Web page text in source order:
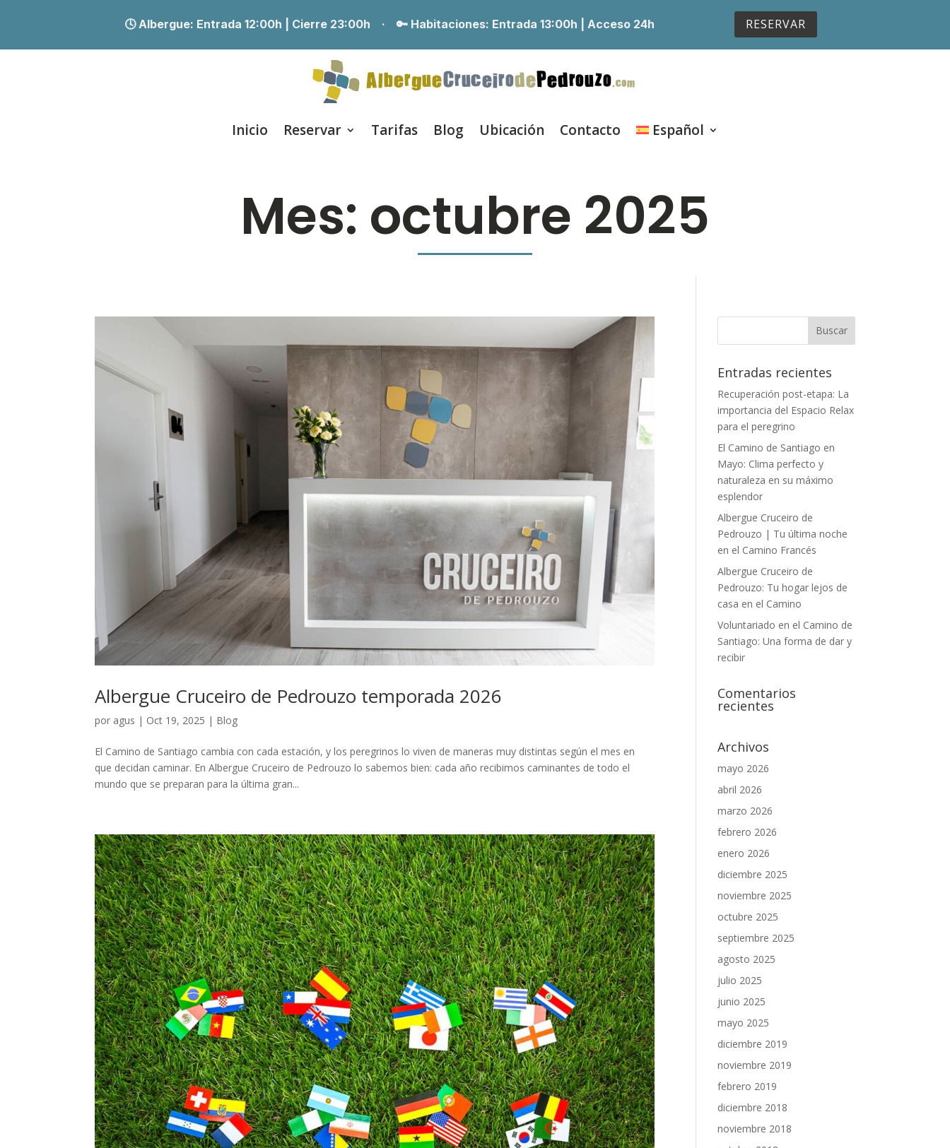
🕓 Albergue: Entrada 12:00h | Cierre 23:00h · 🔑 Habitaciones: Entrada 13:00h | Acceso 24h RESERVAR
Inicio Reservar Tarifas Blog Ubicación Contacto Español
Mes: octubre 2025
Albergue Cruceiro de Pedrouzo temporada 2026
por agus | Oct 19, 2025 | Blog
El Camino de Santiago cambia con cada estación, y los peregrinos lo viven de maneras muy distintas según el mes en
que decidan caminar. En Albergue Cruceiro de Pedrouzo lo sabemos bien: cada año recibimos caminantes de todo el
mundo que se preparan para la última gran...
Entradas recientes
Recuperación post-etapa: La
importancia del Espacio Relax
para el peregrino
El Camino de Santiago en
Mayo: Clima perfecto y
naturaleza en su máximo
esplendor
Albergue Cruceiro de
Pedrouzo | Tu última noche
en el Camino Francés
Albergue Cruceiro de
Pedrouzo: Tu hogar lejos de
casa en el Camino
Voluntariado en el Camino de
Santiago: Una forma de dar y
recibir
Comentarios
recientes
Archivos
mayo 2026
abril 2026
marzo 2026
febrero 2026
enero 2026
diciembre 2025
noviembre 2025
octubre 2025
septiembre 2025
agosto 2025
julio 2025
junio 2025
mayo 2025
diciembre 2019
noviembre 2019
febrero 2019
diciembre 2018
noviembre 2018